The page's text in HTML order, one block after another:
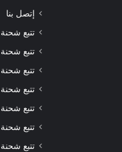
إتصل بنا
تتبع
تتبع
تتبع
تتبع شحنة
تتبع
تتبع
تتبع